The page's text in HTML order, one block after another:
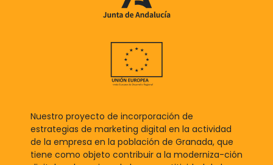
Nuestro proyecto de incorporación de
estrategias de marketing digital en la actividad
de la empresa en la población de Granada, que
tiene como objeto contribuir a la moderniza-ción